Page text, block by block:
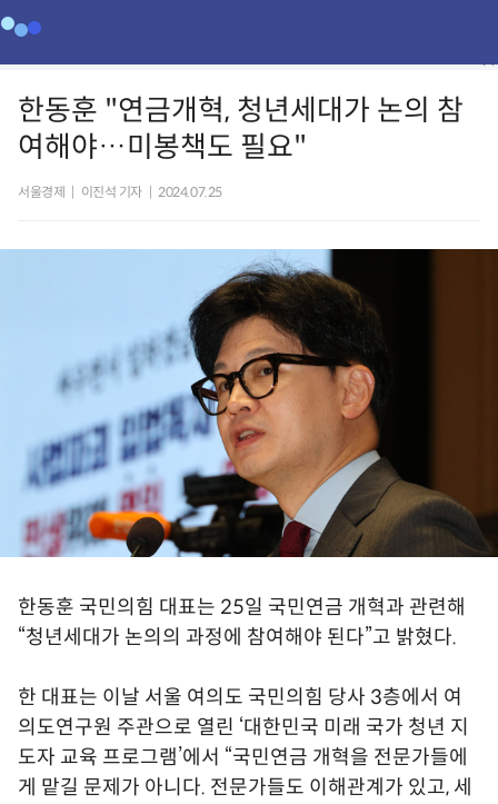
한동훈 "연금개혁, 청년세대가 논의 참
여해야…미봉책도 필요"
서울경제 이진석 기자 2024.07.25
한동훈 국민의힘 대표는 25일 국민연금 개혁과 관련해
“청년세대가 논의의 과정에 참여해야 된다”고 밝혔다.
한 대표는 이날 서울 여의도 국민의힘 당사 3층에서 여
의도연구원 주관으로 열린 ‘대한민국 미래 국가 청년 지
도자 교육 프로그램’에서 “국민연금 개혁을 전문가들에
게 맡길 문제가 아니다. 전문가들도 이해관계가 있고, 세